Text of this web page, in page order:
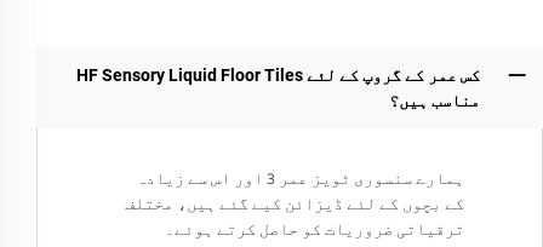
کس عمر کے گروپ کے لئے HF Sensory Liquid Floor Tiles
مناسب ہیں؟
ہمارے سنسوری ٹویز عمر 3 اور اس سے زیادہ
کے بچوں کے لئے ڈیزائن کیے گئے ہیں، مختلف
ترقیاتی ضروریات کو حاصل کرتے ہوئے۔